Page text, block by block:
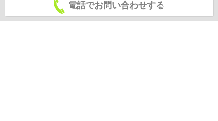
電話でお問い合わせする